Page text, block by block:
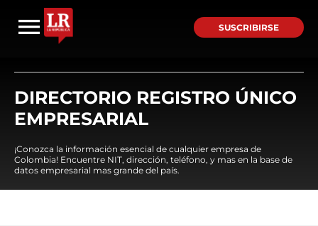
SUSCRIBIRSE
DIRECTORIO REGISTRO ÚNICO
EMPRESARIAL
¡Conozca la información esencial de cualquier empresa de
Colombia! Encuentre NIT, dirección, teléfono, y mas en la base de
datos empresarial mas grande del país.